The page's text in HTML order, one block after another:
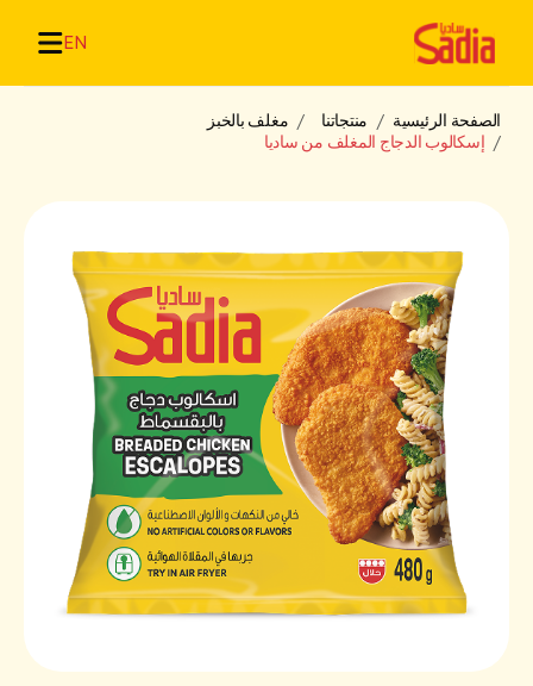
EN
الصفحة الرئيسية منتجاتنا
مغلف بالخبز
إسكالوب الدجاج المغلف من ساديا